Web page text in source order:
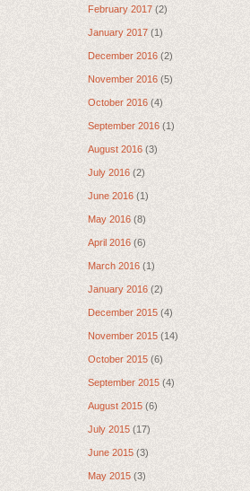
February 2017 (2)
January 2017 (1)
December 2016 (2)
November 2016 (5)
October 2016 (4)
September 2016 (1)
August 2016 (3)
July 2016 (2)
June 2016 (1)
May 2016 (8)
April 2016 (6)
March 2016 (1)
January 2016 (2)
December 2015 (4)
November 2015 (14)
October 2015 (6)
September 2015 (4)
August 2015 (6)
July 2015 (17)
June 2015 (3)
May 2015 (3)